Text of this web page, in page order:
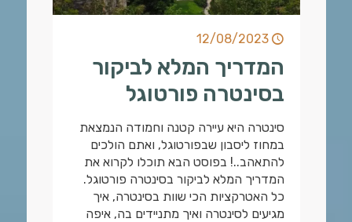
12/08/2023
המדריך המלא לביקור
בסינטרה פורטוגל
סינטרה היא עיירה קטנה וחמודה הנמצאת
במחוז ליסבון שבפורטוגל, ואתם הולכים
להתאהב..! בפוסט הבא תוכלו לקרוא את
המדריך המלא לביקור בסינטרה פורטוגל.
כל האטרקציות הכי שוות בסינטרה, איך
מגיעים לסינטרה ואיך מתניידים בה, איפה